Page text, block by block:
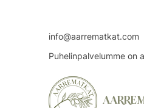
info@aarrematkat.com
Puhelinpalvelumme on